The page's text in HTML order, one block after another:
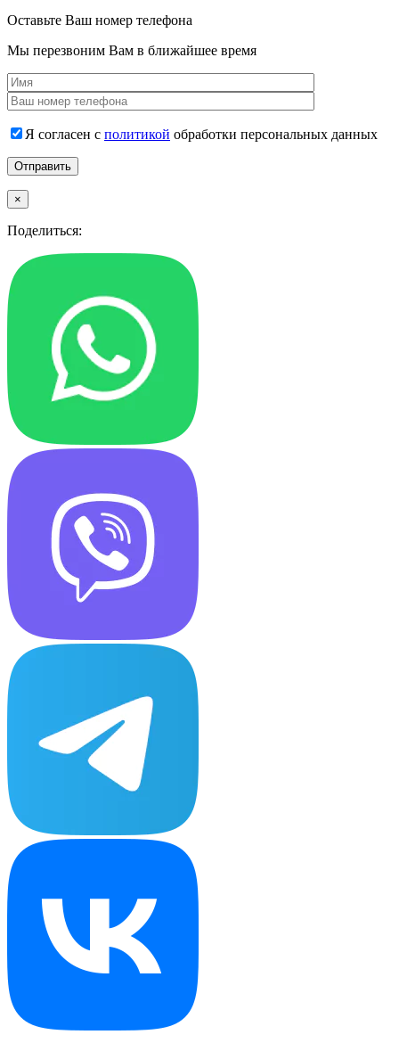
Оставьте Ваш номер телефона
Мы перезвоним Вам в ближайшее время
Я согласен с политикой обработки персональных данных
×
Поделиться: